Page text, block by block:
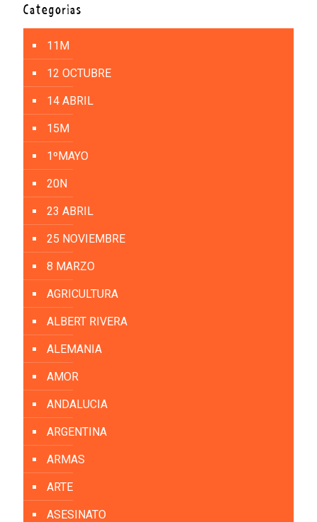
Categorías
11M
12 OCTUBRE
14 ABRIL
15M
1ºMAYO
20N
23 ABRIL
25 NOVIEMBRE
8 MARZO
AGRICULTURA
ALBERT RIVERA
ALEMANIA
AMOR
ANDALUCIA
ARGENTINA
ARMAS
ARTE
ASESINATO